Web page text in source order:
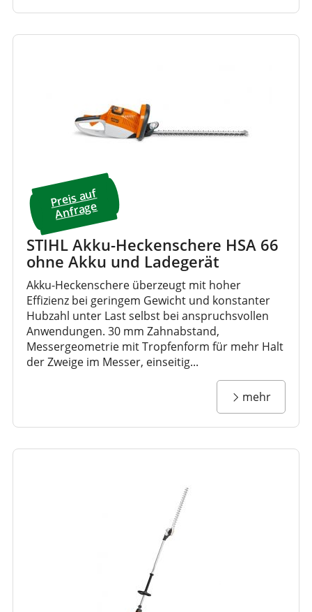
Preis a
uf
A
nfrage
STIHL Akku-Heckenschere HSA 66
ohne Akku und Ladegerät
Akku-Heckenschere überzeugt mit hoher
Effizienz bei geringem Gewicht und konstanter
Hubzahl unter Last selbst bei anspruchsvollen
Anwendungen. 30 mm Zahnabstand,
Messergeometrie mit Tropfenform für mehr Halt
der Zweige im Messer, einseitig...
mehr